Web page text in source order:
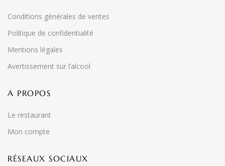
Conditions générales de ventes
Politique de confidentialité
Mentions légales
Avertissement sur l’alcool
A PROPOS
Le restaurant
Mon compte
RÉSEAUX SOCIAUX